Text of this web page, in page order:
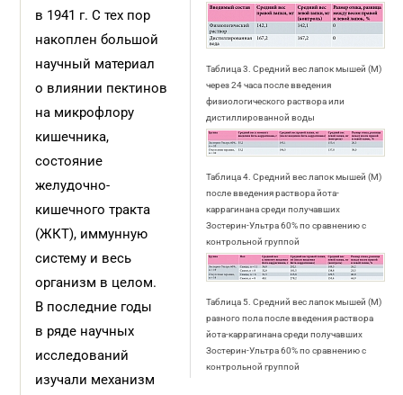
Таблица 3. Средний вес лапок мышей (М)
через 24 часа после введения
физиологического раствора или
дистиллированной воды
Таблица 4. Средний вес лапок мышей (М)
после введения раствора йота-
каррагинана среди получавших
Зостерин-Ультра 60% по сравнению с
контрольной группой
Таблица 5. Средний вес лапок мышей (М)
разного пола после введения раствора
йота-каррагинана среди получавших
Зостерин-Ультра 60% по сравнению с
контрольной группой
в 1941 г. С тех пор
накоплен большой
научный материал
о влиянии пектинов
на микро­флору
кишечника,
состояние
желудочно-
кишечного тракта
(ЖКТ), иммунную
систему и весь
организм в целом.
В последние годы
в ряде научных
исследований
изучали механизм